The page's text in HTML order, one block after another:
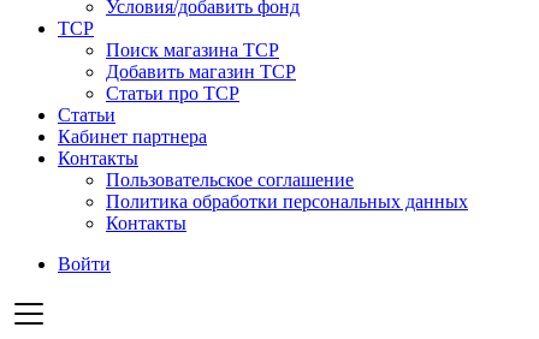
Условия/добавить фонд
ТСР
Поиск магазина ТСР
Добавить магазин ТСР
Статьи про ТСР
Статьи
Кабинет партнера
Контакты
Пользовательское соглашение
Политика обработки персональных данных
Контакты
Войти